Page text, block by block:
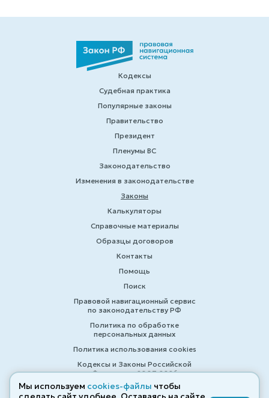
Кодексы
Судебная практика
Популярные законы
Правительство
Президент
Пленумы ВС
Законодательство
Изменения в законодательстве
Законы
Калькуляторы
Справочные материалы
Образцы договоров
Контакты
Помощь
Поиск
Правовой навигационный сервис
по законодательству РФ
Политика по обработке
персональных данных
Политика использования cookies
Кодексы и Законы Российской
Федерации 2007-2026
Мы используем cookies-файлы чтобы